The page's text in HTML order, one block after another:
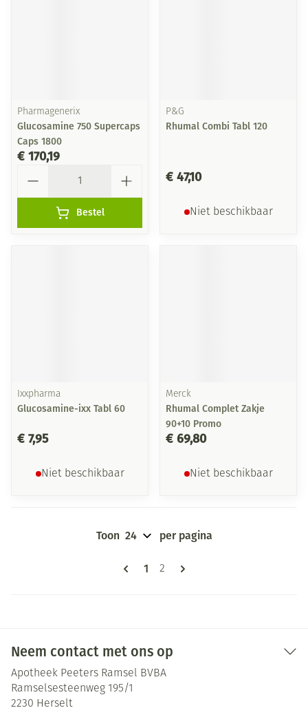
Pharmagenerix
Glucosamine 750 Supercaps
Caps 1800
€ 170,19
Bestel
P&G
Rhumal Combi Tabl 120
€ 47,10
Niet beschikbaar
Ixxpharma
Glucosamine-ixx Tabl 60
€ 7,95
Niet beschikbaar
Merck
Rhumal Complet Zakje
90+10 Promo
€ 69,80
Niet beschikbaar
Pagina's
U lees momenteel pagina
1 Pagina
2
Toon per pagina
Neem contact met ons op
Apotheek Peeters Ramsel BVBA
Ramselsesteenweg 195/1
2230 Herselt